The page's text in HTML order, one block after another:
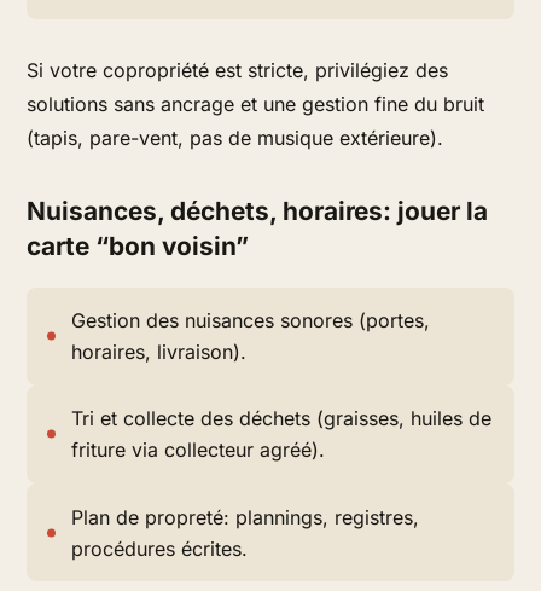
Si votre copropriété est stricte, privilégiez des
solutions sans ancrage et une gestion fine du bruit
(tapis, pare-vent, pas de musique extérieure).
Nuisances, déchets, horaires: jouer la
carte “bon voisin”
Gestion des nuisances sonores (portes,
horaires, livraison).
Tri et collecte des déchets (graisses, huiles de
friture via collecteur agréé).
Plan de propreté: plannings, registres,
procédures écrites.